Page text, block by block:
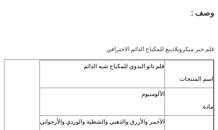
وصف :
قلم حبر ميكروبلادينغ للمكياج الدائم الاحترافي
اسم المنتجات
قلم تاتو اليدوي للمكياج شبه الدائم
مادة
الألومنيوم
الأحمر والأزرق والذهبي والشظية والوردي والأرجواني